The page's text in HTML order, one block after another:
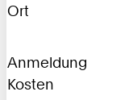
Ort
Anmeldung
Kosten